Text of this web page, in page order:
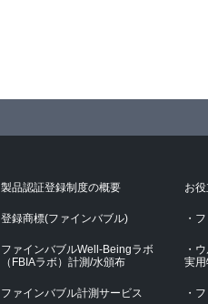
製品認証登録制度の概要
登録商標(ファインバブル)
ファインバブルWell-Beingラボ
（FBIAラボ）計測/水頒布
ファインバブル計測サービス
お
・
・
実用
・